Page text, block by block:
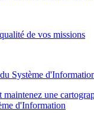
de vos missions
Système
maintenez une
d'Information